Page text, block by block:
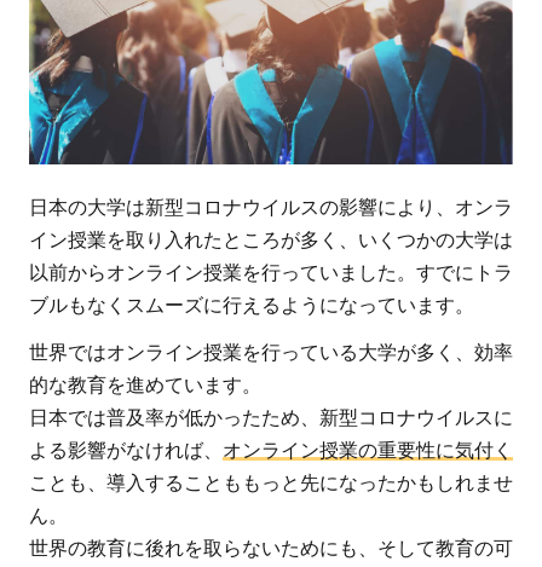
日本の大学は新型コロナウイルスの影響により、オンラ
イン授業を取り入れたところが多く、いくつかの大学は
以前からオンライン授業を行っていました。すでにトラ
ブルもなくスムーズに行えるようになっています。
世界ではオンライン授業を行っている大学が多く、効率
的な教育を進めています。
日本では普及率が低かったため、新型コロナウイルスに
よる影響がなければ、 オンライン授業の重要性に気付く
ことも、導入することももっと先になったかもしれませ
ん。
世界の教育に後れを取らないためにも、そして教育の可